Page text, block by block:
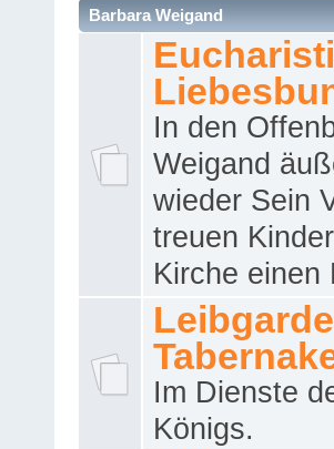
Barbara Weigand
In den
Weigand
wieder Sein
treuen
Kirche einen
Im Dienste
Königs.